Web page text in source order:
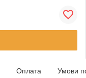
Оплата Умови